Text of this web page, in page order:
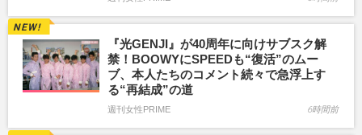
『光GENJI』が40周年に向けサブスク解
禁！BOOWYにSPEEDも“復活”のムー
ブ、本人たちのコメント続々で急浮上す
る“再結成”の道
週刊女性PRIME 6時間前